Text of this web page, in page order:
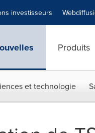
investisseurs
Produits
et technologie